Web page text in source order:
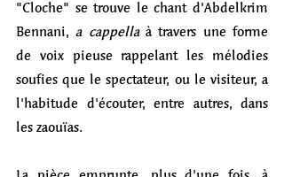
"Cloche" se trouve le chant d'Abdelkrim
Bennani, a cappella à travers une forme
de voix pieuse rappelant les mélodies
soufies que le spectateur, ou le visiteur, a
l'habitude d'écouter, entre autres, dans
les zaouïas.